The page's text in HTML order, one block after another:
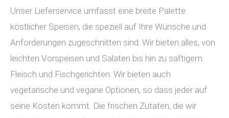
Unser Lieferservice umfasst eine breite Palette
köstlicher Speisen, die speziell auf Ihre Wünsche und
Anforderungen zugeschnitten sind. Wir bieten alles, von
leichten Vorspeisen und Salaten bis hin zu saftigem
Fleisch und Fischgerichten. Wir bieten auch
vegetarische und vegane Optionen, so dass jeder auf
seine Kosten kommt. Die frischen Zutaten, die wir